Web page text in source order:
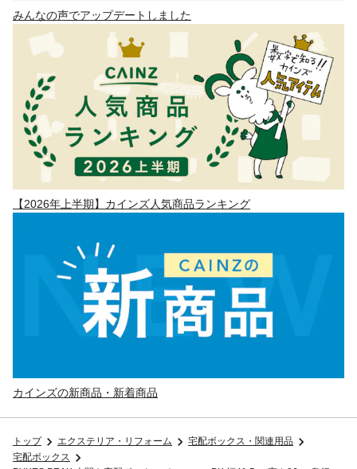
みんなの声でアップデートしました
【2026年上半期】カインズ人気商品ランキング
カインズの新商品・新着商品
トップ エクステリア・リフォーム
宅配ボックス・関連用品
宅配ボックス